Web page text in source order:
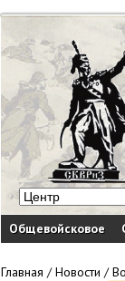
Общевойсковое
Главная /Новости /